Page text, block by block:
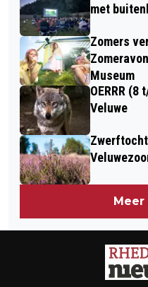
met
Zomers
Museum
OERRR (8
Veluwe